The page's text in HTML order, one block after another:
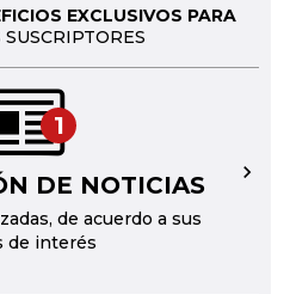
EXCLUSIVOS PARA
1
DE NOTICIAS
de acuerdo a sus
de interés
→